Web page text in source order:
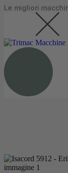
contenuto
Le migliori